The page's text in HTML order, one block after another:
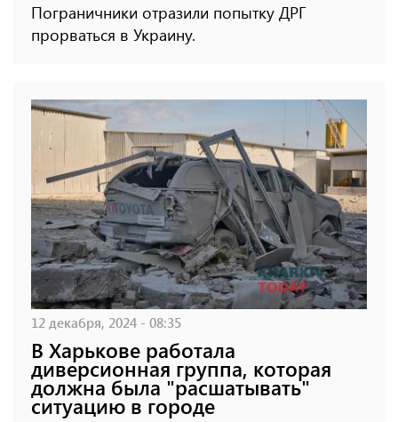
Пограничники отразили попытку ДРГ
прорваться в Украину.
12 декабря, 2024 - 08:35
В Харькове работала
диверсионная группа, которая
должна была "расшатывать"
ситуацию в городе